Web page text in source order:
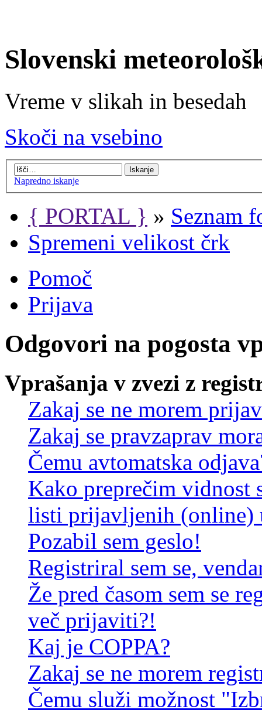
Slovenski
Vreme v slikah in besedah
Skoči na vsebino
Napredno iskanje
{ PORTAL } » Seznam
Spremeni velikost črk
Pomoč
Prijava
Odgovori na pogosta
Vprašanja v zvezi z
Zakaj se ne morem
Zakaj se pravzaprav
Čemu avtomatska
Kako preprečim vidnost
listi prijavljenih (online)
Pozabil sem geslo!
Registriral sem se,
Že pred časom sem se
več prijaviti?!
Kaj je COPPA?
Zakaj se ne morem
Čemu služi možnost